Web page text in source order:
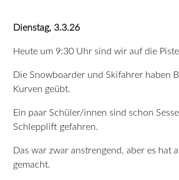
Dienstag, 3.3.26
Heute um 9:30 Uhr sind wir auf die
Die Snowboarder und Skifahrer haben
Kurven geübt.
Ein paar Schüler/innen sind schon
Schlepplift gefahren.
Das war zwar anstrengend, aber es hat
gemacht.